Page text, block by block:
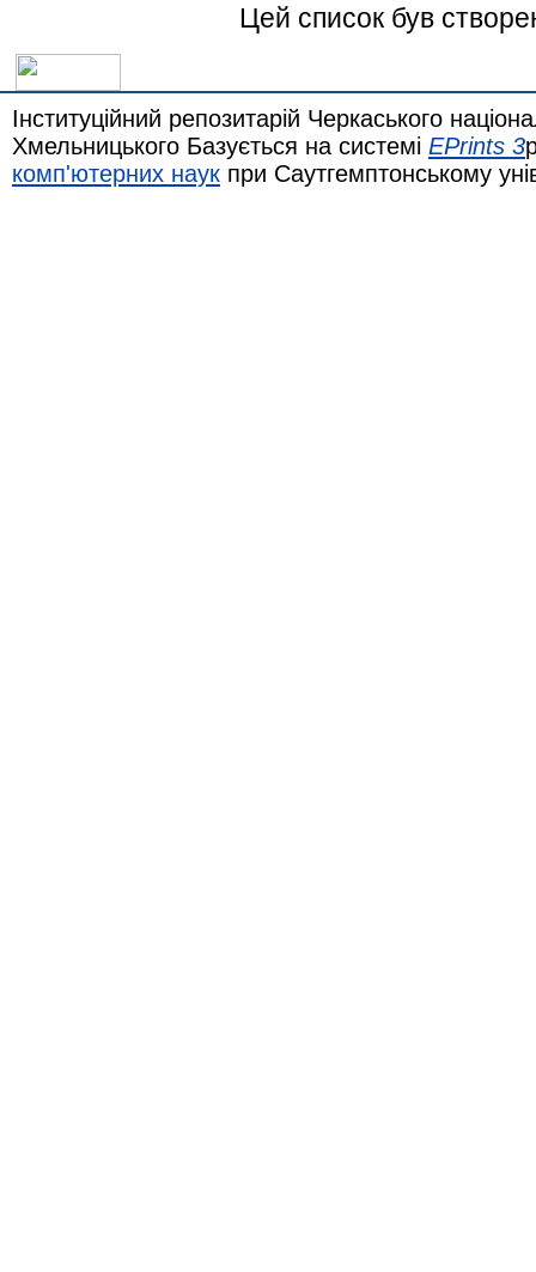
Цей список був
Інституційний репозитарій Черкаського
Хмельницького Базується на системі EPrints 3
комп'ютерних наук при Саутгемптонському